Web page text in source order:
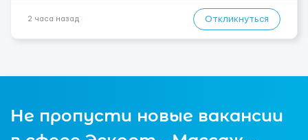
2 часа назад Откликнуться
Не пропусти новые вакансии